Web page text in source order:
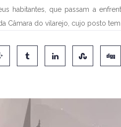
habitantes, que passam a
Câmara do vilarejo, cujo posto